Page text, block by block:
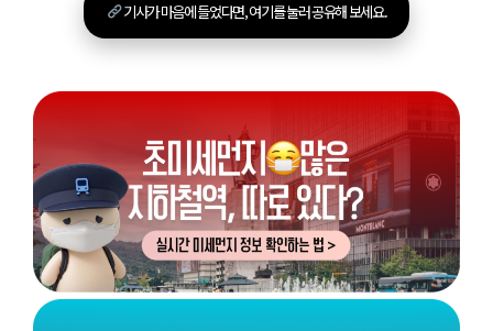
기사가 마음에 들었다면, 여기를 눌러 공유해 보세요.